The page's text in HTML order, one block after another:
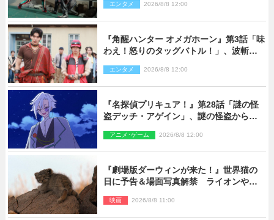
エンタメ 2026/8/8 12:00
『角醒ハンター オメガホーン』第3話「味
わえ！怒りのタッグバトル！」、波斬の
エンタメ 2026/8/8 12:00
『名探偵プリキュア！』第28話「謎の怪
盗デッチ・アゲイン」、謎の怪盗から不
アニメ･ゲーム 2026/8/8 12:00
『劇場版ダーウィンが来た！』世界猫の
日に予告＆場面写真解禁 ライオンやマ
映画 2026/8/8 11:00